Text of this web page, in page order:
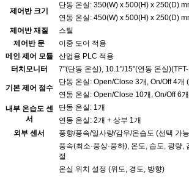
제어반 크기
단동 온실: 350(W) x 500(H) x 250(D)
연동 온실: 450(W) x 500(H) x 250(D)
제어반 재질
스틸
제어반 문
이중 도어 적용
메인 제어 모듈
산업용 PLC 적용
터치모니터
7"(단동 온실), 10.1"/15"(연동 온실
기본 제어 점수
단동 온실: Open/Close 3개, On/Off 4개
연동 온실: Open/Close 10개, On/Off 6
내부 온습도 센
서
단동 온실: 1개
연동 온실: 2개 + 상부 1개
외부 센서
풍향/풍속/일사량/감우/온습도 (선택 가
풍속(최소·풍상·풍하), 온도, 습도, 광량,
절
온실 위치 설정 (위도, 경도, 방향)